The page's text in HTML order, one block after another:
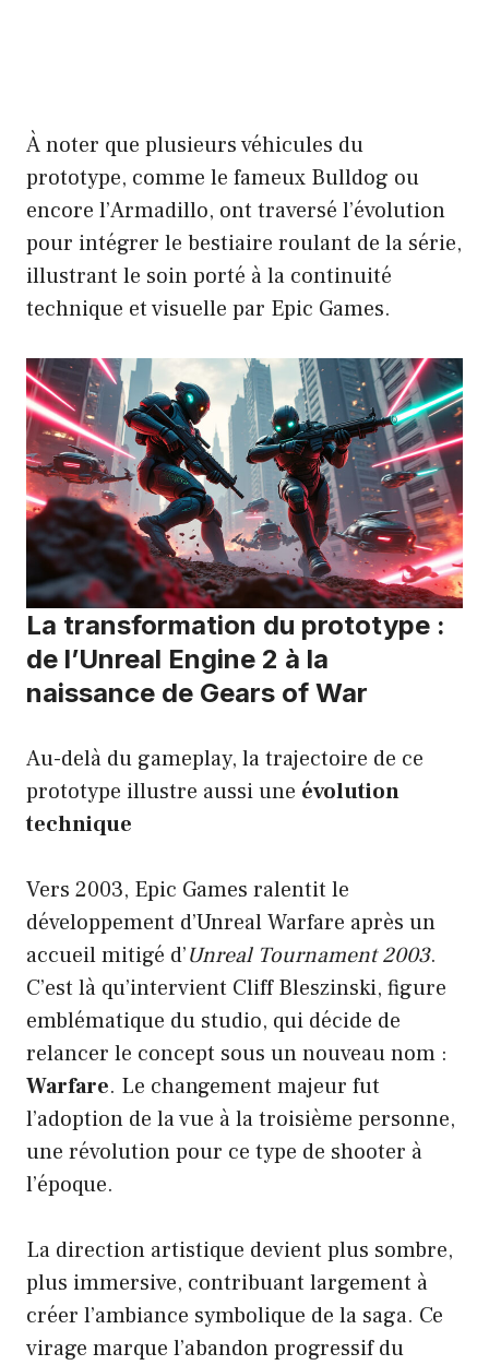
À noter que plusieurs véhicules du
prototype, comme le fameux Bulldog ou
encore l’Armadillo, ont traversé l’évolution
pour intégrer le bestiaire roulant de la série,
illustrant le soin porté à la continuité
technique et visuelle par Epic Games.
La transformation du prototype :
de l’Unreal Engine 2 à la
naissance de Gears of War
Au-delà du gameplay, la trajectoire de ce
prototype illustre aussi une évolution
technique
Vers 2003, Epic Games ralentit le
développement d’Unreal Warfare après un
accueil mitigé d’Unreal Tournament 2003.
C’est là qu’intervient Cliff Bleszinski, figure
emblématique du studio, qui décide de
relancer le concept sous un nouveau nom :
Warfare. Le changement majeur fut
l’adoption de la vue à la troisième personne,
une révolution pour ce type de shooter à
l’époque.
La direction artistique devient plus sombre,
plus immersive, contribuant largement à
créer l’ambiance symbolique de la saga. Ce
virage marque l’abandon progressif du